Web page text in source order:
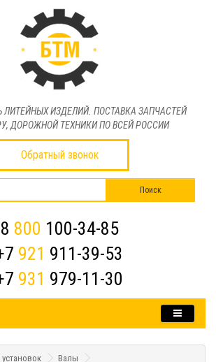
ЛИТЕЙНЫХ ИЗДЕЛИЙ. ПОСТАВКА ЗАПЧАСТЕЙ
ДОРОЖНОЙ ТЕХНИКИ ПО ВСЕЙ РОССИИ
Обратный звонок
8 800 100-34-85
921 911-39-53
931 979-11-30
Валы